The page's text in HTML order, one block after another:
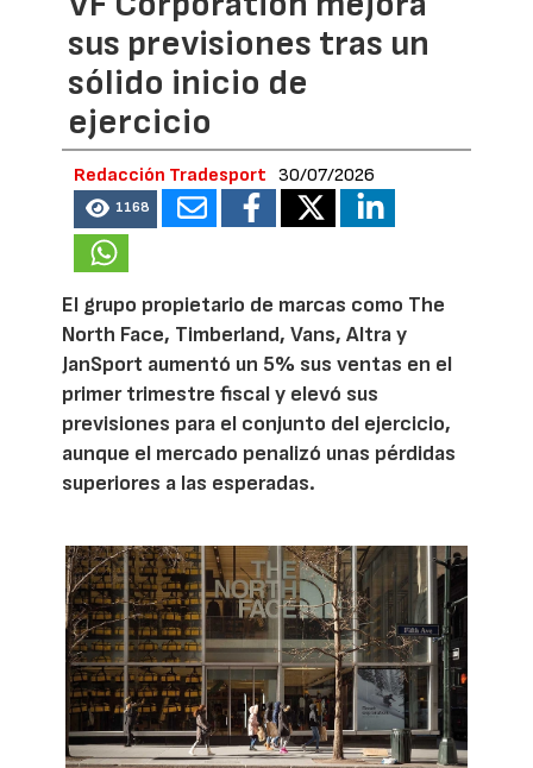
sus previsiones tras un
sólido inicio de
ejercicio
Redacción Tradesport 30/07/2026
1168
El grupo propietario de marcas como The
North Face, Timberland, Vans, Altra y
JanSport aumentó un 5% sus ventas en el
primer trimestre fiscal y elevó sus
previsiones para el conjunto del ejercicio,
aunque el mercado penalizó unas pérdidas
superiores a las esperadas.